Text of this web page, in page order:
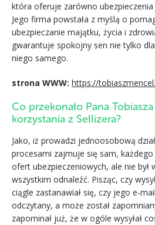
która oferuje zarówno
Jego firma powstała z myślą o
ubezpieczanie majątku, życia i
gwarantuje spokojny sen nie tylko
niego samego.
strona WWW: https://
Co przekonało Pana
korzystania z Sellizera?
Jako, iż prowadzi jednoosobową
procesami zajmuje się sam, każdego
ofert ubezpieczeniowych, ale nie był
wszystkim odnaleźć. Pisząc, czy
ciągle zastanawiał się, czy jego e-
odczytany, a może został
zapominał już, że w ogóle wysyłał